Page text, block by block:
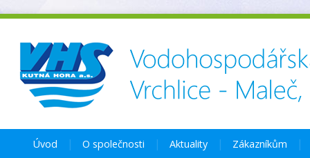
Úvod O společnosti Aktuality Zákazníkům